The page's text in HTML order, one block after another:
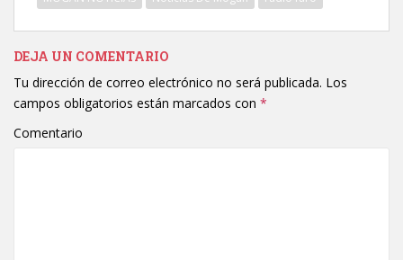
DEJA UN COMENTARIO
Tu dirección de correo electrónico no será publicada. Los
campos obligatorios están marcados con *
Comentario